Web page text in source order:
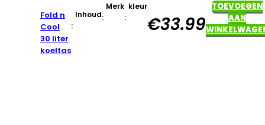
Fold n
Cool
30 liter
koeltas
Inhoud
:
Merk
:
kleur
:
€33.99
TOEVOEGEN
AAN